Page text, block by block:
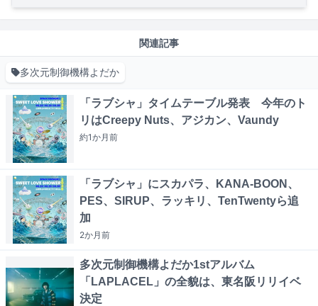
関連記事
多次元制御機構よだか
「ラブシャ」タイムテーブル発表 今年のト
リはCreepy Nuts、アジカン、Vaundy
約1か月前
「ラブシャ」にスカパラ、KANA-BOON、
PES、SIRUP、ラッキリ、TenTwentyら追
加
2か月前
多次元制御機構よだか1stアルバム
「LAPLACEL」の全貌は、東名阪リリイベ
決定